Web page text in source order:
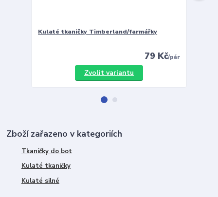
Kulaté tkaničky Timberland/farmářky
79 Kč/pár
Zvolit variantu
Zboží zařazeno v kategoriích
Tkaničky do bot
Kulaté tkaničky
Kulaté silné